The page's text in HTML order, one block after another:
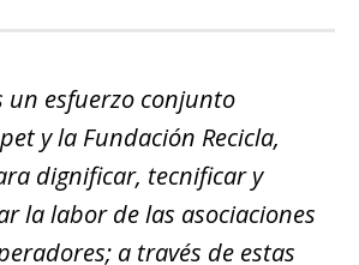
un esfuerzo conjunto
y la Fundación Recicla,
dignificar, tecnificar y
la labor de las asociaciones
a través de estas